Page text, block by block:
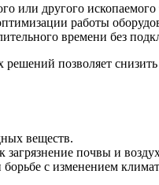
или другого
работы
времени без
позволяет
веществ.
почвы и
с изменением